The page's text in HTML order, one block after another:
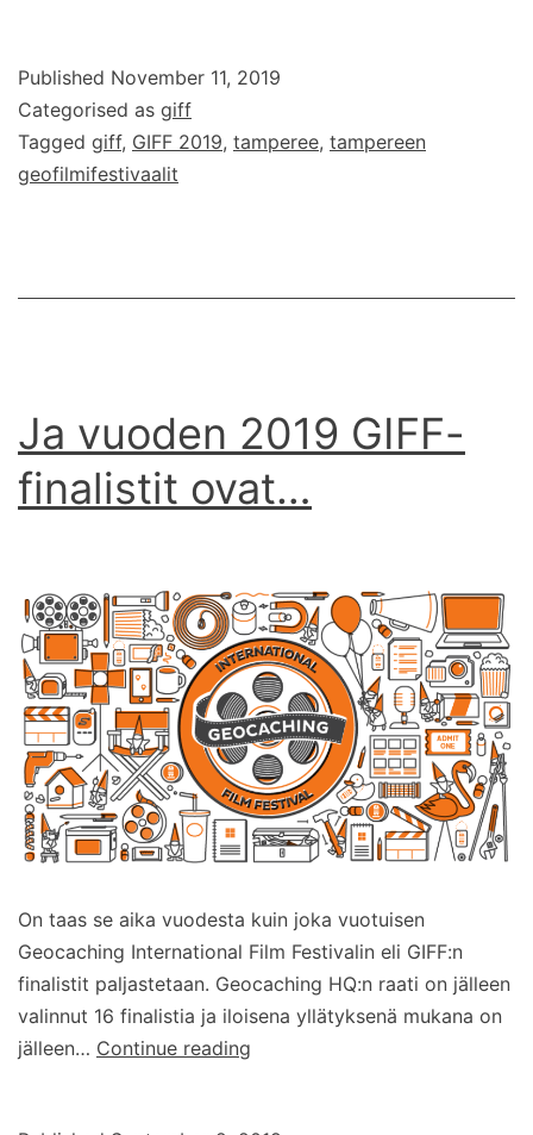
GIFF
2019
–
tulokset
Published November 11, 2019
Categorised as giff
Tagged giff, GIFF 2019, tamperee, tampereen
geofilmifestivaalit
Ja vuoden 2019 GIFF-
finalistit ovat…
On taas se aika vuodesta kuin joka vuotuisen
Geocaching International Film Festivalin eli GIFF:n
finalistit paljastetaan. Geocaching HQ:n raati on jälleen
valinnut 16 finalistia ja iloisena yllätyksenä mukana on
jälleen… Continue reading